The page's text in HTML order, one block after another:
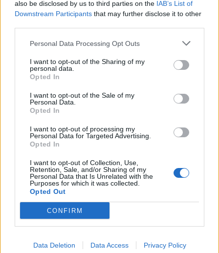
also be disclosed by us to third parties on the IAB’s List of
Downstream Participants that may further disclose it to other
Personal Data Processing Opt Outs
I want to opt-out of the Sharing of my
personal data.
Opted In
I want to opt-out of the Sale of my
Personal Data.
Opted In
I want to opt-out of processing my
Personal Data for Targeted Advertising.
Opted In
I want to opt-out of Collection, Use,
Retention, Sale, and/or Sharing of my
Personal Data that Is Unrelated with the
Purposes for which it was collected.
Opted Out
CONFIRM
Data Deletion Data Access Privacy Policy
Grillad aubergine och paprika med labneh, granatäpplen och